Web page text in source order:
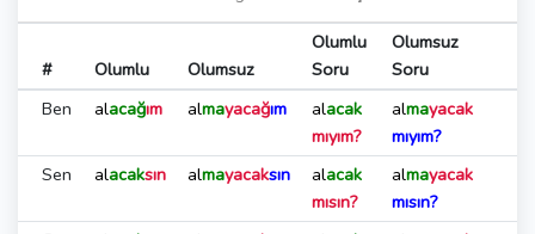
# Olumlu Olumsuz
Olumlu
Soru
Olumsuz
Soru
Ben
alacağım almayacağım alacak
mıyım?
almayacak
mıyım?
Sen
alacaksın almayacaksın alacak
mısın?
almayacak
mısın?